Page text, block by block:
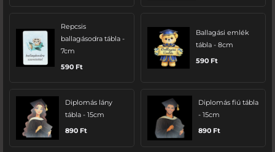
Repcsis
ballagásodra tábla -
7cm
590 Ft
Ballagási emlék
tábla - 8cm
590 Ft
Diplomás lány
tábla - 15cm
890 Ft
Diplomás fiú tábla
- 15cm
890 Ft